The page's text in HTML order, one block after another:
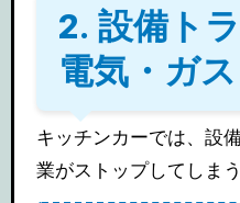
2. 設備ト
電気・ガ
キッチンカーでは、設
業がストップしてしま